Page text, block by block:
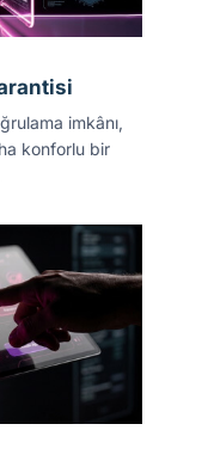
imkânı,
konforlu bir